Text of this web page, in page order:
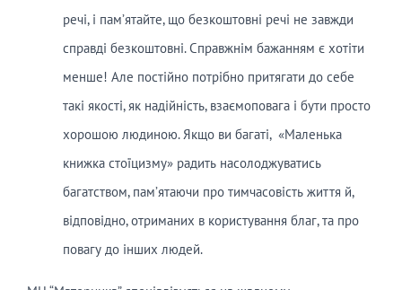
речі, і пам’ятайте, що безкоштовні речі не завжди
справді безкоштовні. Справжнім бажанням є хотіти
менше! Але постійно потрібно притягати до себе
такі якості, як надійність, взаємоповага і бути просто
хорошою людиною. Якщо ви багаті, «Маленька
книжка стоїцизму» радить насолоджуватись
багатством, пам’ятаючи про тимчасовість життя й,
відповідно, отриманих в користування благ, та про
повагу до інших людей.